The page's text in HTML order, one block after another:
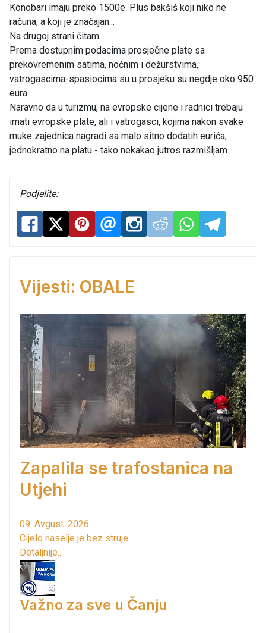
Konobari imaju preko 1500e. Plus bakšiš koji niko ne
računa, a koji je značajan...
Na drugoj strani čitam...
Prema dostupnim podacima prosječne plate sa
prekovremenim satima, noćnim i dežurstvima,
vatrogascima-spasiocima su u prosjeku su negdje oko 950
eura
Naravno da u turizmu, na evropske cijene i radnici trebaju
imati evropske plate, ali i vatrogasci, kojima nakon svake
muke zajednica nagradi sa malo sitno dodatih eurića,
jednokratno na platu - tako nekakao jutros razmišljam.
Podjelite:
Vijesti: OBALE
Zapalila se trafostanica na
Utjehi
09. Avgust. 2026.
Cijelo naselje je bez struje ...
Detaljnije...
Važno za sve u Čanju